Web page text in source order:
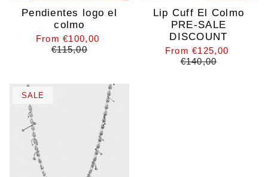
Pendientes logo el
colmo
From €100,00
€115,00
Lip Cuff El Colmo
PRE-SALE
DISCOUNT
From €125,00
€140,00
SALE